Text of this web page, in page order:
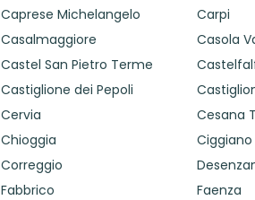
Caprese Michelangelo Carpi
Casalmaggiore Casola
Castel San Pietro Terme
Castiglione dei Pepoli
Cervia Cesana
Chioggia Ciggiano
Correggio
Fabbrico Faenza